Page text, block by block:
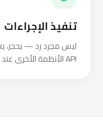
تنفيذ الإجراءات
ليس مجرد رد — يحجز،
API الأنظمة الأخرى عند الحاجة.